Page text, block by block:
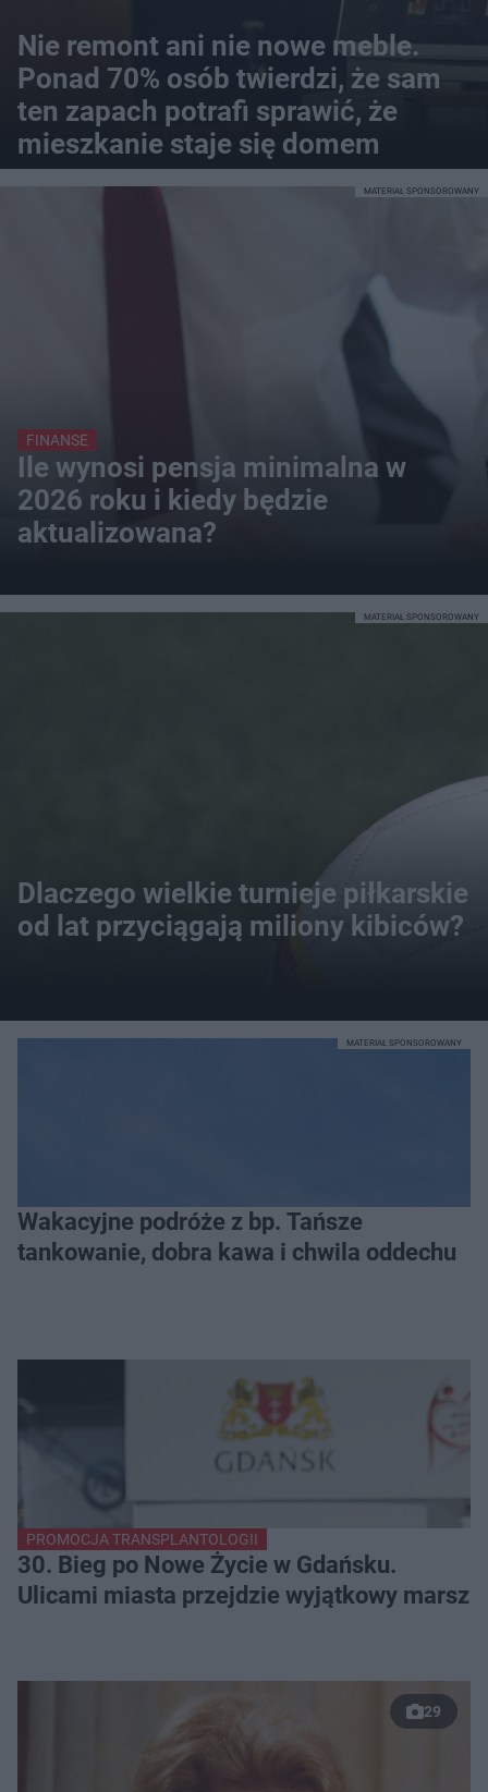
Nie remont ani nie nowe meble.
Ponad 70% osób twierdzi, że sam
ten zapach potrafi sprawić, że
mieszkanie staje się domem
FINANSE
Ile wynosi pensja minimalna w
2026 roku i kiedy będzie
aktualizowana?
MATERIAŁ SPONSOROWANY
Dlaczego wielkie turnieje piłkarskie
od lat przyciągają miliony kibiców?
MATERIAŁ SPONSOROWANY
Wakacyjne podróże z bp. Tańsze
tankowanie, dobra kawa i chwila oddechu
MATERIAŁ SPONSOROWANY
PROMOCJA TRANSPLANTOLOGII
30. Bieg po Nowe Życie w Gdańsku.
Ulicami miasta przejdzie wyjątkowy marsz
29